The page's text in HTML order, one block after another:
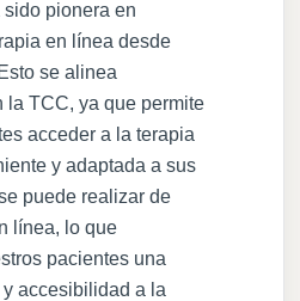
pionera en
en línea desde
se alinea
la TCC, ya que permite
acceder a la terapia
y adaptada a sus
puede realizar de
línea, lo que
pacientes una
accesibilidad a la